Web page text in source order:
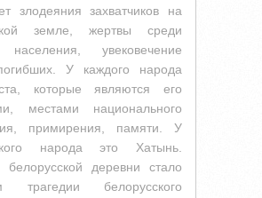
злодеяния захватчиков на
земле, жертвы среди
населения, увековечение
У каждого народа
которые являются его
местами национального
примирения, памяти. У
народа это Хатынь.
белорусской деревни стало
трагедии белорусского